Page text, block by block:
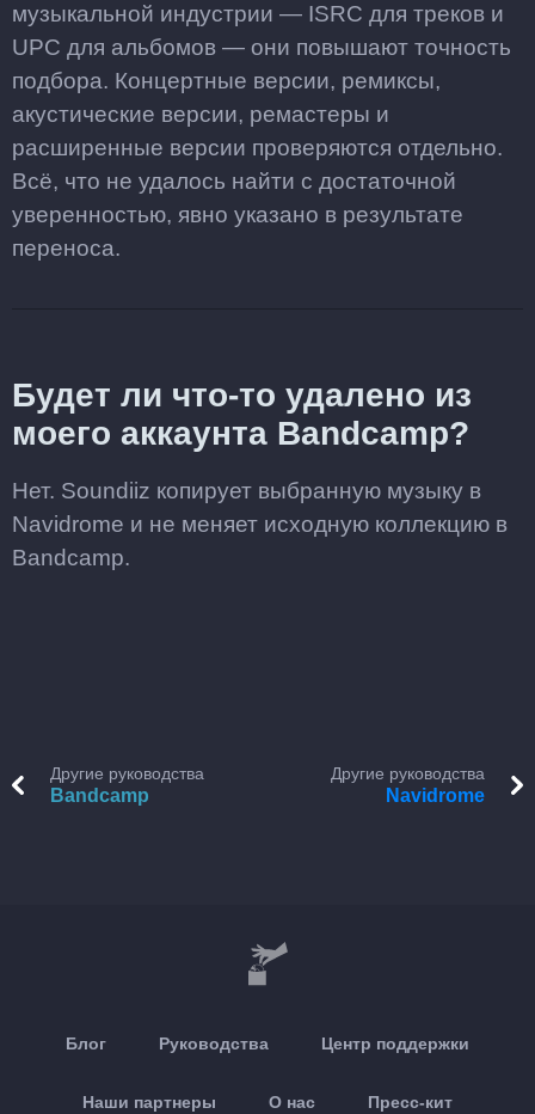
музыкальной индустрии — ISRC для треков и
UPC для альбомов — они повышают точность
подбора. Концертные версии, ремиксы,
акустические версии, ремастеры и
расширенные версии проверяются отдельно.
Всё, что не удалось найти с достаточной
уверенностью, явно указано в результате
переноса.
Будет ли что-то удалено из
моего аккаунта Bandcamp?
Нет. Soundiiz копирует выбранную музыку в
Navidrome и не меняет исходную коллекцию в
Bandcamp.
Другие руководства
Bandcamp
Другие руководства
Navidrome
Блог Руководства Центр поддержки
Наши партнеры О нас Пресс-кит